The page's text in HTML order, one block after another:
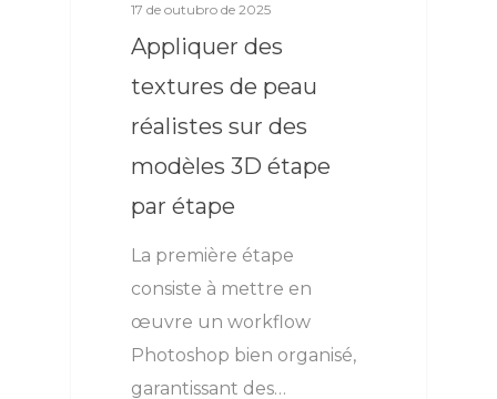
17 de outubro de 2025
Appliquer des
textures de peau
réalistes sur des
modèles 3D étape
par étape
La première étape
consiste à mettre en
œuvre un workflow
Photoshop bien organisé,
garantissant des…